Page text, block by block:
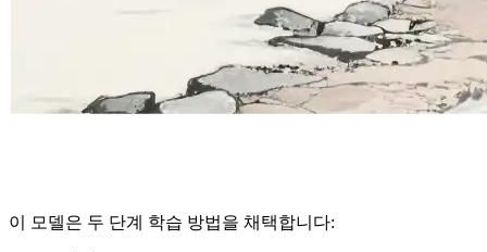
이 모델은 두 단계 학습 방법을 채택합니다: